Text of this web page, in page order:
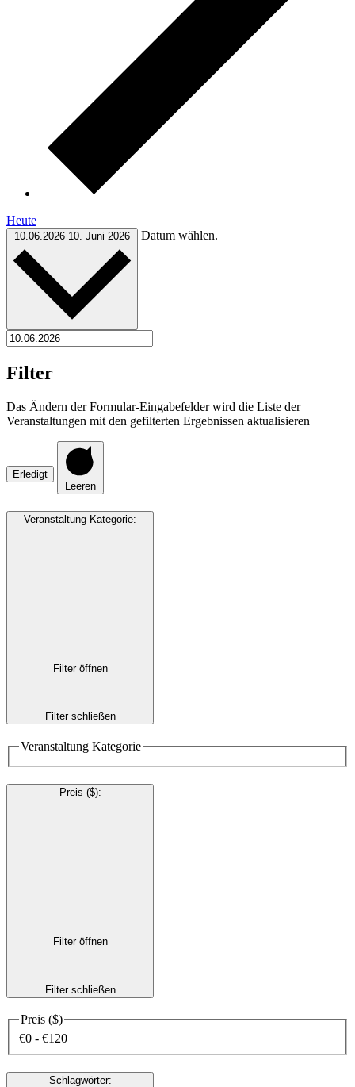
Heute
10.06.2026 10. Juni 2026 Datum wählen.
Filter
Das Ändern der Formular-Eingabefelder wird die Liste der
Veranstaltungen mit den gefilterten Ergebnissen aktualisieren
Erledigt
Leeren
Veranstaltung Kategorie:
Filter öffnen
Filter schließen
Veranstaltung Kategorie
Preis ($):
Filter öffnen
Filter schließen
Preis ($)
€0 - €120
Schlagwörter: